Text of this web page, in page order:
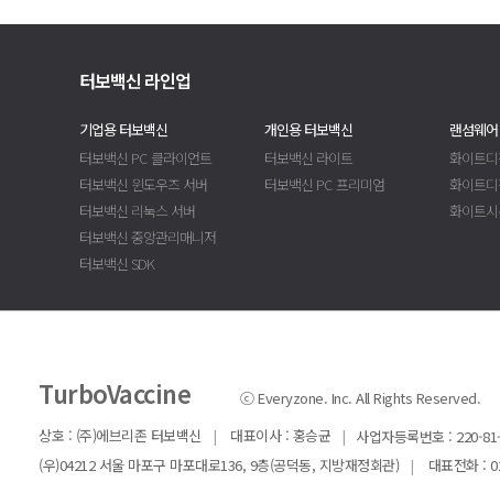
터보백신 라인업
기업용 터보백신
터보백신 PC 클라이언트
터보백신 윈도우즈 서버
터보백신 리눅스 서버
터보백신 중앙관리매니저
터보백신 SDK
개인용 터보백신
터보백신 라이트
터보백신 PC 프리미엄
랜섬웨
화이트
화이트
화이트
TurboVaccine ⓒ Everyzone. Inc. All Rights Reserved.
상호 : (주)에브리존 터보백신
| 대표이사 : 홍승균 | 사업자등록번호 : 220-
(우)04212 서울 마포구 마포대로136, 9층(공덕동, 지방재정회관)
| 대표전화 :